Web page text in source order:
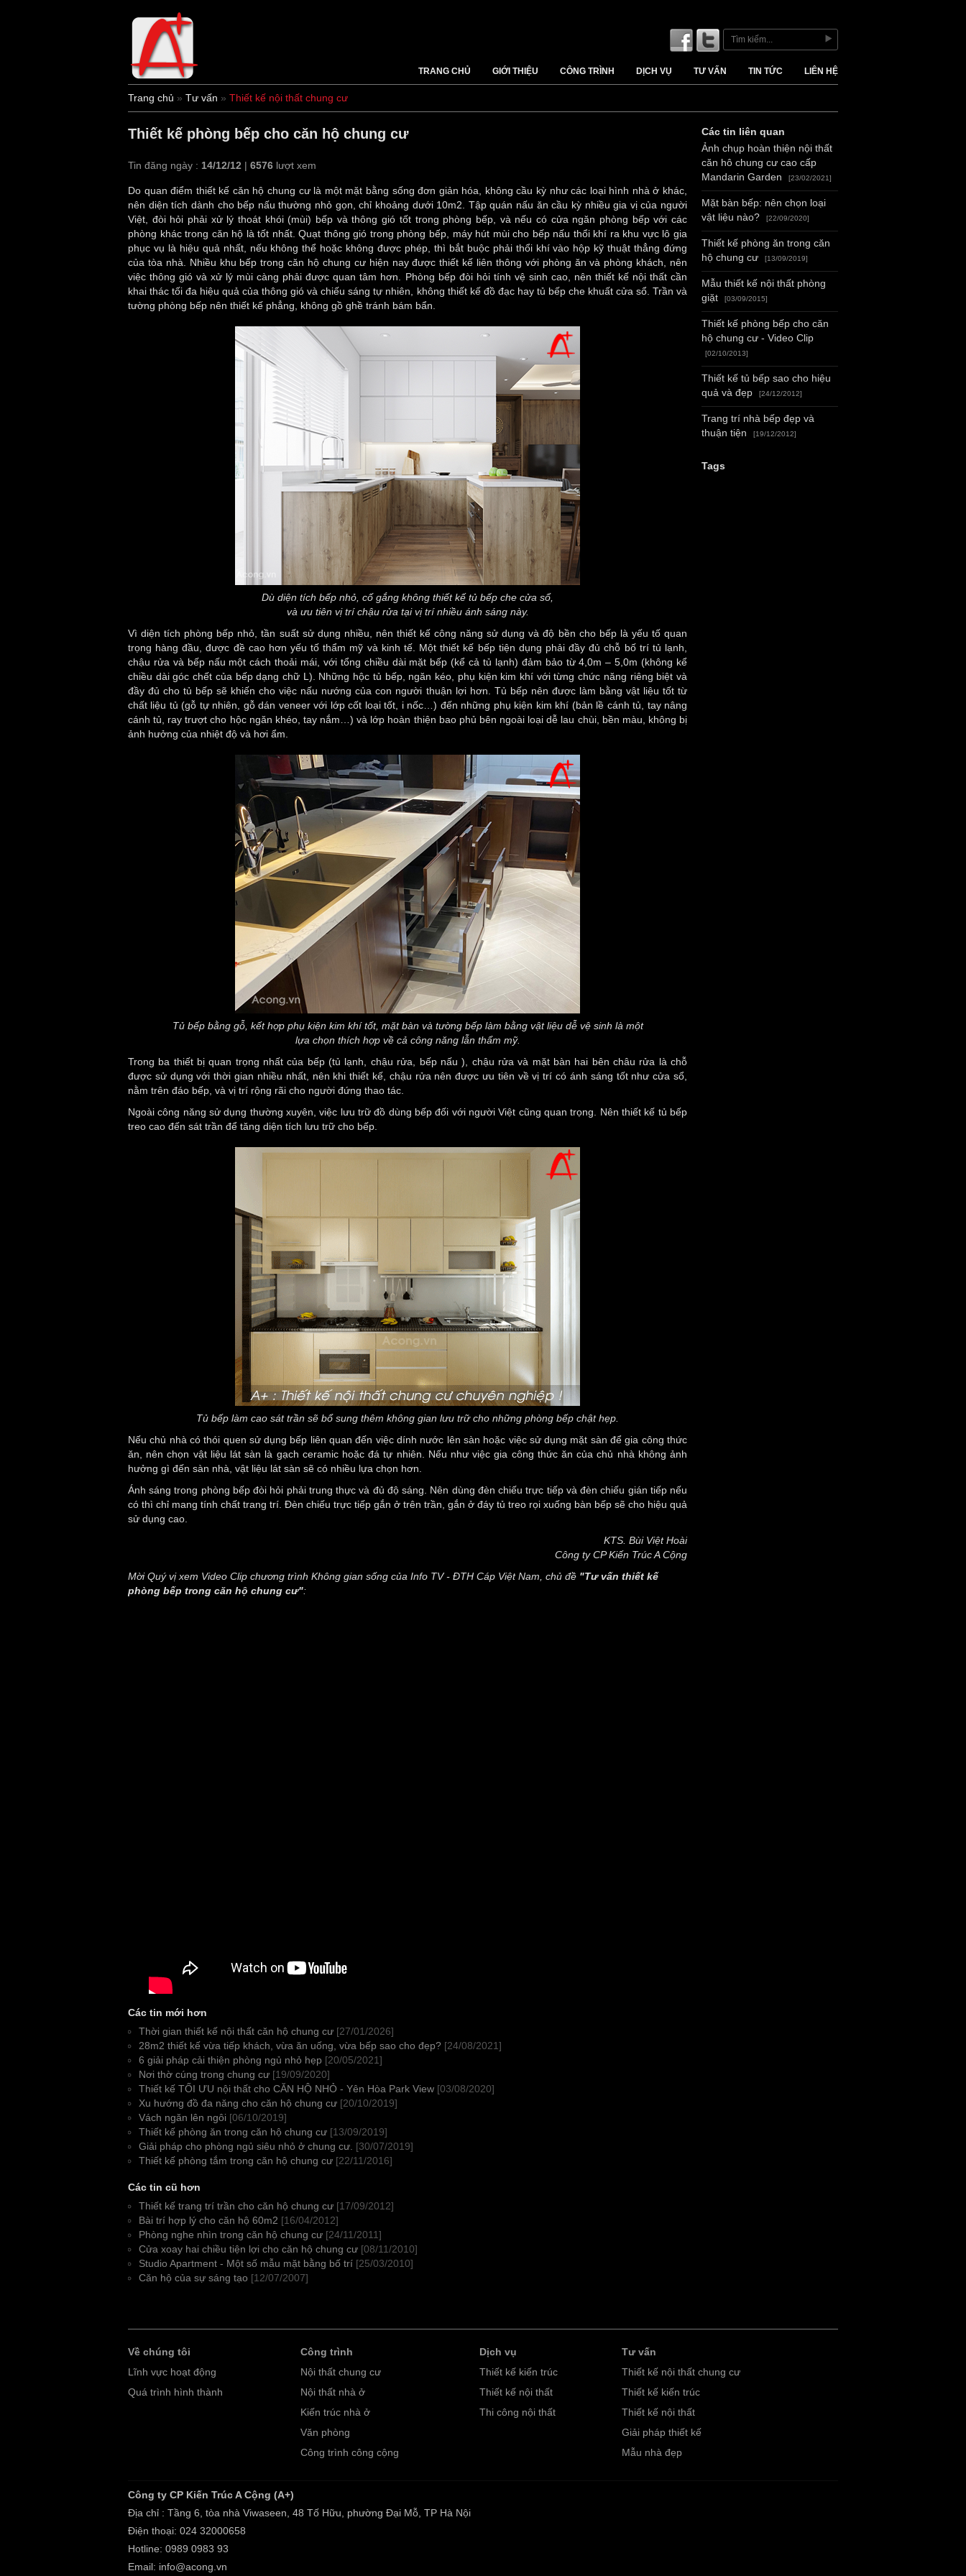
TRANG CHỦ GIỚI THIỆU CÔNG TRÌNH DỊCH VỤ TƯ VẤN TIN TỨC LIÊN HỆ
Trang chủ » Tư vấn » Thiết kế nội thất chung cư
Thiết kế phòng bếp cho căn hộ chung cư
Tin đăng ngày : 14/12/12 6576 lượt xem
Do quan điểm thiết kế căn hộ chung cư là một mặt bằng sống đơn giản hóa, không cầu kỳ như các loại hình nhà ở khác,
nên diện tích dành cho bếp nấu thường nhỏ gọn, chỉ khoảng dưới 10m2. Tập quán nấu ăn cầu kỳ nhiều gia vị của người
Việt, đòi hỏi phải xử lý thoát khói (mùi) bếp và thông gió tốt trong phòng bếp, và nếu có cửa ngăn phòng bếp với các
phòng khác trong căn hộ là tốt nhất. Quạt thông gió trong phòng bếp, máy hút mùi cho bếp nấu thổi khí ra khu vực lô gia
phục vụ là hiệu quả nhất, nếu không thể hoặc không được phép, thì bắt buộc phải thổi khí vào hộp kỹ thuật thẳng đứng
của tòa nhà. Nhiều khu bếp trong căn hộ chung cư hiện nay được thiết kế liên thông với phòng ăn và phòng khách, nên
việc thông gió và xử lý mùi càng phải được quan tâm hơn. Phòng bếp đòi hỏi tính vệ sinh cao, nên thiết kế nội thất cần
khai thác tối đa hiệu quả của thông gió và chiếu sáng tự nhiên, không thiết kế đồ đạc hay tủ bếp che khuất cửa sổ. Trần và
tường phòng bếp nên thiết kế phẳng, không gồ ghề tránh bám bẩn.
Dù diện tích bếp nhỏ, cố gắng không thiết kế tủ bếp che cửa sổ,
và ưu tiên vị trí chậu rửa tại vị trí nhiều ánh sáng này.
Vì diện tích phòng bếp nhỏ, tần suất sử dụng nhiều, nên thiết kế công năng sử dụng và độ bền cho bếp là yếu tố quan
trọng hàng đầu, được đề cao hơn yếu tố thẩm mỹ và kinh tế. Một thiết kế bếp tiện dụng phải đầy đủ chỗ bố trí tủ lạnh,
chậu rửa và bếp nấu một cách thoải mái, với tổng chiều dài mặt bếp (kể cả tủ lạnh) đảm bảo từ 4,0m – 5,0m (không kể
chiều dài góc chết của bếp dạng chữ L). Những hộc tủ bếp, ngăn kéo, phụ kiện kim khí với từng chức năng riêng biệt và
đầy đủ cho tủ bếp sẽ khiến cho việc nấu nướng của con người thuận lợi hơn. Tủ bếp nên được làm bằng vật liệu tốt từ
chất liệu tủ (gỗ tự nhiên, gỗ dán veneer với lớp cốt loại tốt, i nốc…) đến những phụ kiện kim khí (bản lề cánh tủ, tay nâng
cánh tủ, ray trượt cho hộc ngăn khéo, tay nắm…) và lớp hoàn thiện bao phủ bên ngoài loại dễ lau chùi, bền màu, không bị
ảnh hưởng của nhiệt độ và hơi ẩm.
Tủ bếp bằng gỗ, kết hợp phụ kiện kim khí tốt, mặt bàn và tường bếp làm bằng vật liệu dễ vệ sinh là một
lựa chọn thích hợp về cả công năng lẫn thẩm mỹ.
Trong ba thiết bị quan trọng nhất của bếp (tủ lạnh, chậu rửa, bếp nấu ), chậu rửa và mặt bàn hai bên châu rửa là chỗ
được sử dụng với thời gian nhiều nhất, nên khi thiết kế, chậu rửa nên được ưu tiên về vị trí có ánh sáng tốt như cửa sổ,
nằm trên đáo bếp, và vị trí rộng rãi cho người đứng thao tác.
Ngoài công năng sử dụng thường xuyên, việc lưu trữ đồ dùng bếp đối với người Việt cũng quan trọng. Nên thiết kế tủ bếp
treo cao đến sát trần để tăng diện tích lưu trữ cho bếp.
Tủ bếp làm cao sát trần sẽ bổ sung thêm không gian lưu trữ cho những phòng bếp chật hẹp.
Nếu chủ nhà có thói quen sử dụng bếp liên quan đến việc dính nước lên sàn hoặc việc sử dụng mặt sàn để gia công thức
ăn, nên chọn vật liệu lát sàn là gạch ceramic hoặc đá tự nhiên. Nếu như việc gia công thức ăn của chủ nhà không ảnh
hưởng gì đến sàn nhà, vật liệu lát sàn sẽ có nhiều lựa chọn hơn.
Ánh sáng trong phòng bếp đòi hỏi phải trung thực và đủ độ sáng. Nên dùng đèn chiếu trực tiếp và đèn chiếu gián tiếp nếu
có thì chỉ mang tính chất trang trí. Đèn chiếu trực tiếp gắn ở trên trần, gắn ở đáy tủ treo rọi xuống bàn bếp sẽ cho hiệu quả
sử dụng cao.
KTS. Bùi Việt Hoài
Công ty CP Kiến Trúc A Cộng
Mời Quý vị xem Video Clip chương trình Không gian sống của Info TV - ĐTH Cáp Việt Nam, chủ đề "Tư vấn thiết kế
phòng bếp trong căn hộ chung cư":
Các tin mới hơn
Thời gian thiết kế nội thất căn hộ chung cư [27/01/2026]
28m2 thiết kế vừa tiếp khách, vừa ăn uống, vừa bếp sao cho đẹp? [24/08/2021]
6 giải pháp cải thiện phòng ngủ nhỏ hẹp [20/05/2021]
Nơi thờ cúng trong chung cư [19/09/2020]
Thiết kế TỐI ƯU nội thất cho CĂN HỘ NHỎ - Yên Hòa Park View [03/08/2020]
Xu hướng đồ đa năng cho căn hộ chung cư [20/10/2019]
Vách ngăn lên ngôi [06/10/2019]
Thiết kế phòng ăn trong căn hộ chung cư [13/09/2019]
Giải pháp cho phòng ngủ siêu nhỏ ở chung cư. [30/07/2019]
Thiết kế phòng tắm trong căn hộ chung cư [22/11/2016]
Các tin cũ hơn
Thiết kế trang trí trần cho căn hộ chung cư [17/09/2012]
Bài trí hợp lý cho căn hộ 60m2 [16/04/2012]
Phòng nghe nhìn trong căn hộ chung cư [24/11/2011]
Cửa xoay hai chiều tiện lợi cho căn hộ chung cư [08/11/2010]
Studio Apartment - Một số mẫu mặt bằng bố trí [25/03/2010]
Căn hộ của sự sáng tạo [12/07/2007]
Các tin liên quan
Ảnh chụp hoàn thiện nội thất
căn hô chung cư cao cấp
Mandarin Garden
[23/02/2021]
Mặt bàn bếp: nên chọn loại
vật liệu nào?
[22/09/2020]
Thiết kế phòng ăn trong căn
hộ chung cư
[13/09/2019]
Mẫu thiết kế nội thất phòng
giặt
[03/09/2015]
Thiết kế phòng bếp cho căn
hộ chung cư - Video Clip
[02/10/2013]
Thiết kế tủ bếp sao cho hiệu
quả và đẹp
[24/12/2012]
Trang trí nhà bếp đẹp và
thuận tiện
[19/12/2012]
Tags
Về chúng tôi
Lĩnh vực hoạt động
Quá trình hình thành
Công trình
Nội thất chung cư
Nội thất nhà ở
Kiến trúc nhà ở
Văn phòng
Công trình công cộng
Dịch vụ
Thiết kế kiến trúc
Thiết kế nội thất
Thi công nội thất
Tư vấn
Thiết kế nội thất chung cư
Thiết kế kiến trúc
Thiết kế nội thất
Giải pháp thiết kế
Mẫu nhà đẹp
Công ty CP Kiến Trúc A Cộng (A+)
Địa chỉ : Tầng 6, tòa nhà Viwaseen, 48 Tố Hữu, phường Đại Mỗ, TP Hà Nội
Điện thoại: 024 32000658
Hotline: 0989 0983 93
Email: info@acong.vn